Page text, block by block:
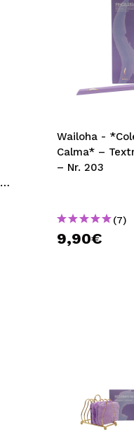
Wailoha -
Calma* –
– Nr. 203
(7)
9,90€